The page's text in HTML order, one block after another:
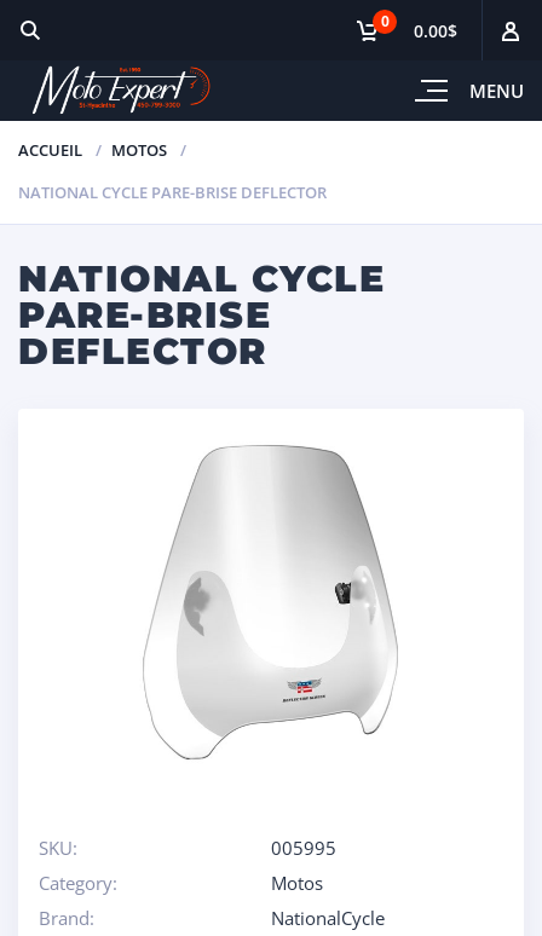
MENU
0 0.00$
ACCUEIL
MOTOS
NATIONAL CYCLE PARE-BRISE DEFLECTOR
NATIONAL CYCLE
PARE-BRISE
DEFLECTOR
SKU:
005995
Category:
Motos
Brand:
NationalCycle